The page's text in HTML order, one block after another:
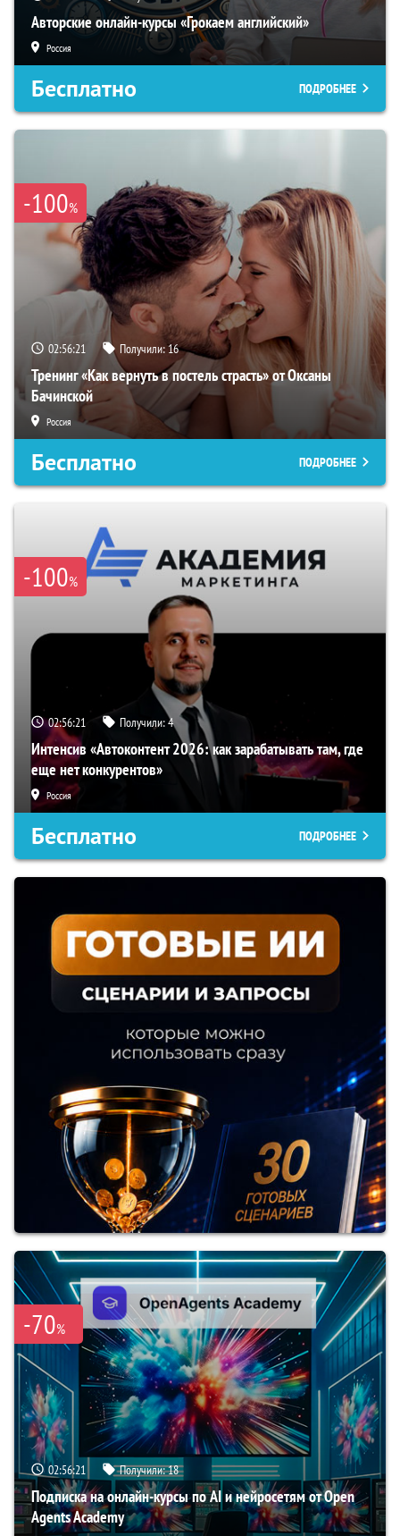
Авторские онлайн-курсы «Грокаем английский»
Россия
Бесплатно ПОДРОБНЕЕ
-100%
02:56:21 Получили:16
Тренинг «Как вернуть в постель страсть» от Оксаны
Бачинской
Россия
Бесплатно ПОДРОБНЕЕ
-100%
02:56:21 Получили:4
Интенсив «Автоконтент 2026: как зарабатывать там, где
еще нет конкурентов»
Россия
Бесплатно ПОДРОБНЕЕ
-70%
02:56:21 Получили:18
Подписка на онлайн-курсы по AI и нейросетям от Open
Agents Academy